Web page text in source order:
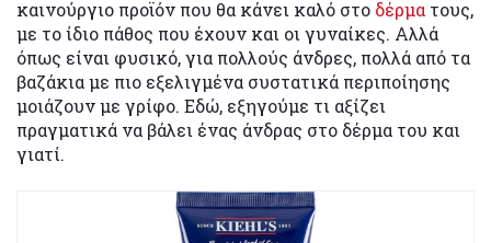
καινούργιο προϊόν που θα κάνει καλό στο δέρμα τους,
με το ίδιο πάθος που έχουν και οι γυναίκες. Αλλά
όπως είναι φυσικό, για πολλούς άνδρες, πολλά από τα
βαζάκια με πιο εξελιγμένα συστατικά περιποίησης
μοιάζουν με γρίφο. Εδώ, εξηγούμε τι αξίζει
πραγματικά να βάλει ένας άνδρας στο δέρμα του και
γιατί.